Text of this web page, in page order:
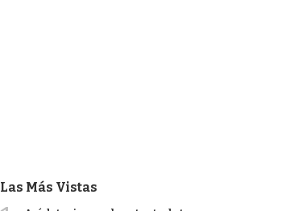
Las Más Vistas